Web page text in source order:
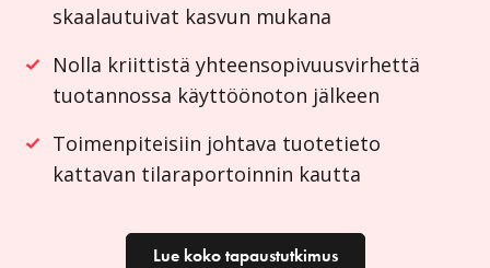
skaalautuivat kasvun mukana
Nolla kriittistä yhteensopivuusvirhettä
tuotannossa käyttöönoton jälkeen
Toimenpiteisiin johtava tuotetieto
kattavan tilaraportoinnin kautta
Lue koko tapaustutkimus